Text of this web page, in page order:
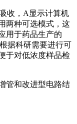
收， A 显示计算机
两种可选模式，这
用于药品生产的
据科研需要进行可
于对低浓度样品检
管和改进型电路结